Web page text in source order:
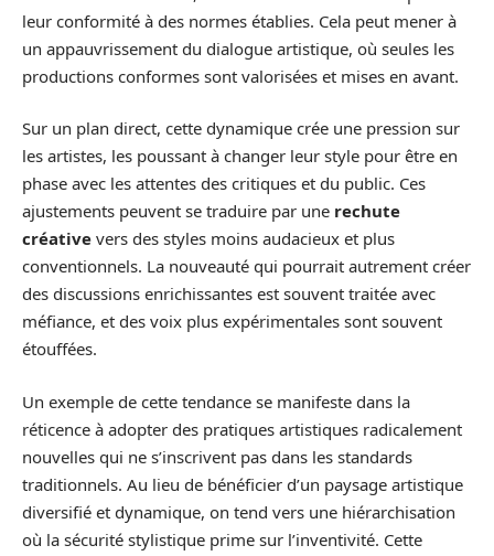
leur conformité à des normes établies. Cela peut mener à
un appauvrissement du dialogue artistique, où seules les
productions conformes sont valorisées et mises en avant.
Sur un plan direct, cette dynamique crée une pression sur
les artistes, les poussant à changer leur style pour être en
phase avec les attentes des critiques et du public. Ces
ajustements peuvent se traduire par une rechute
créative vers des styles moins audacieux et plus
conventionnels. La nouveauté qui pourrait autrement créer
des discussions enrichissantes est souvent traitée avec
méfiance, et des voix plus expérimentales sont souvent
étouffées.
Un exemple de cette tendance se manifeste dans la
réticence à adopter des pratiques artistiques radicalement
nouvelles qui ne s’inscrivent pas dans les standards
traditionnels. Au lieu de bénéficier d’un paysage artistique
diversifié et dynamique, on tend vers une hiérarchisation
où la sécurité stylistique prime sur l’inventivité. Cette